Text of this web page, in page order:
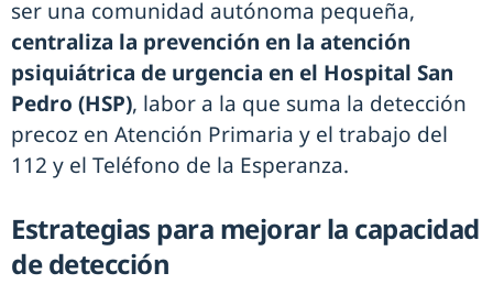
ser una comunidad autónoma pequeña,
centraliza la prevención en la atención
psiquiátrica de urgencia en el Hospital San
Pedro (HSP), labor a la que suma la detección
precoz en Atención Primaria y el trabajo del
112 y el Teléfono de la Esperanza.
Estrategias para mejorar la capacidad
de detección